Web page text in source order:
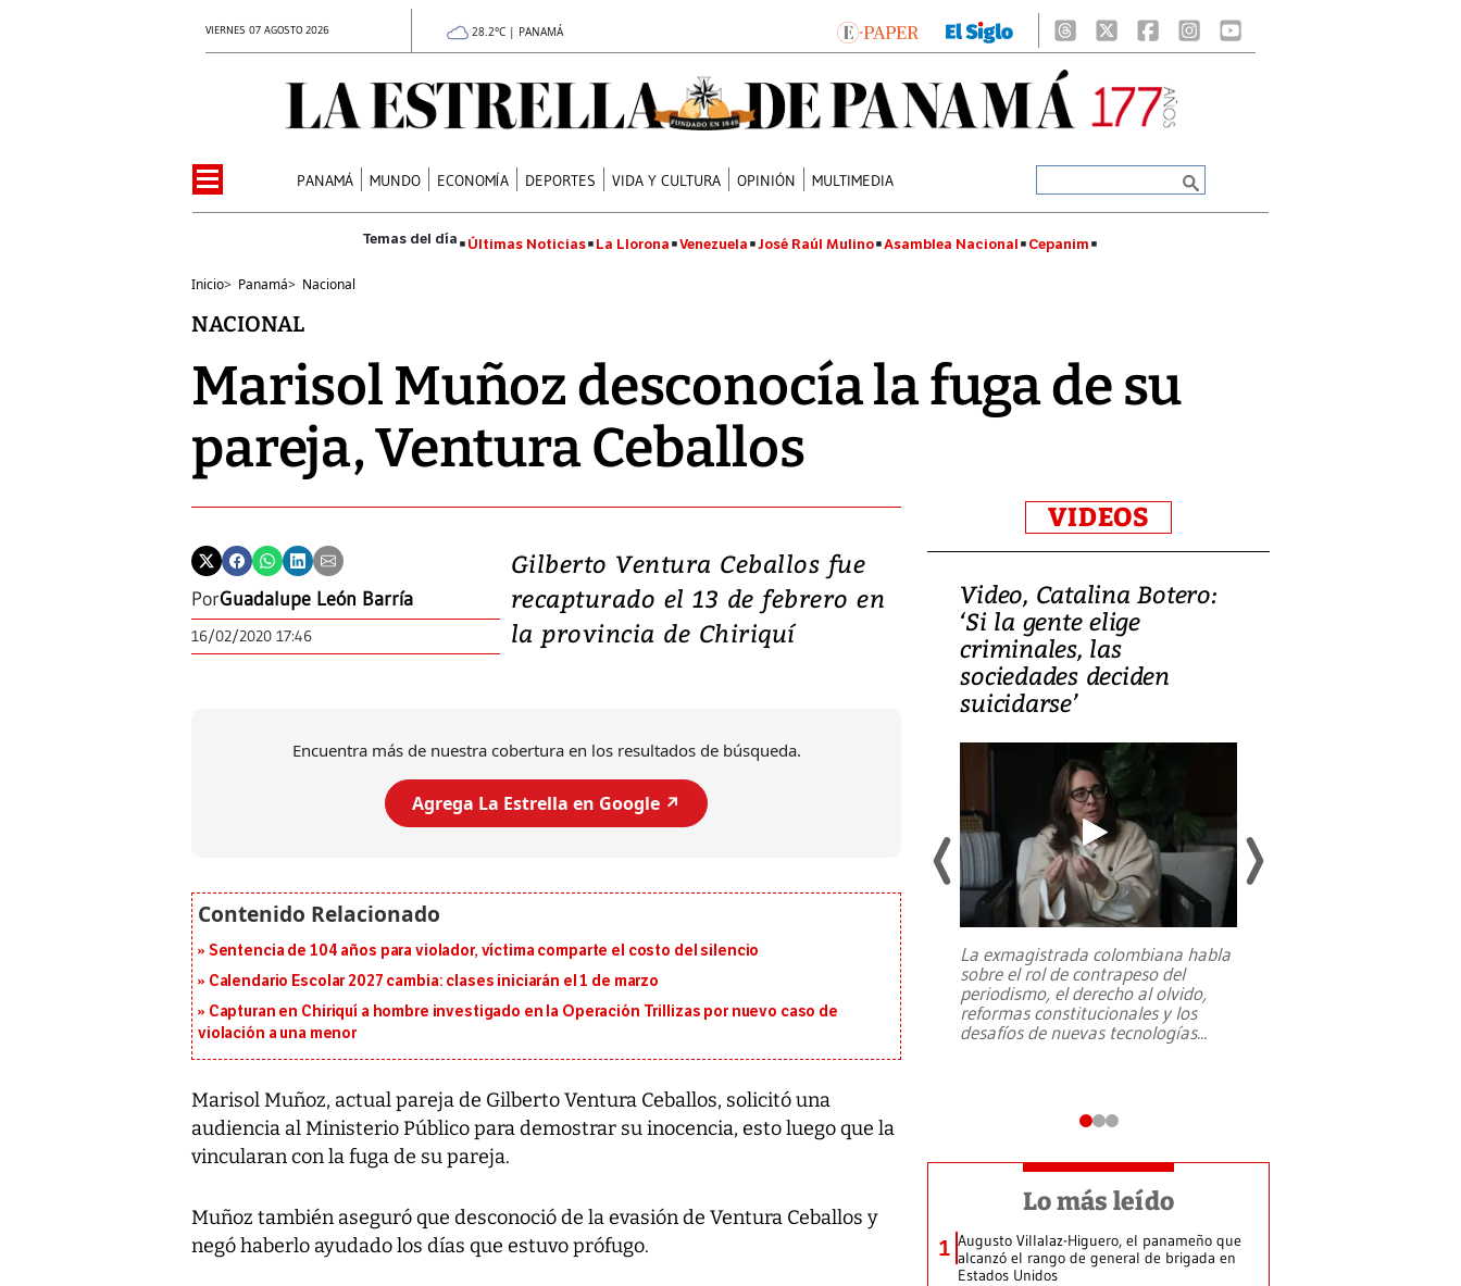
VIERNES 07 AGOSTO 2026 28.2°C | PANAMÁ
PANAMÁ MUNDO ECONOMÍA DEPORTES VIDA Y CULTURA OPINIÓN MULTIMEDIA
Últimas Noticias La Llorona Venezuela José Raúl Mulino Asamblea Nacional Cepanim
Inicio> Panamá> Nacional
NACIONAL
Marisol Muñoz desconocía la fuga de su
pareja, Ventura Ceballos
PorGuadalupe León Barría
16/02/2020 17:46
Gilberto Ventura Ceballos fue
recapturado el 13 de febrero en
la provincia de Chiriquí
Encuentra más de nuestra cobertura en los resultados de búsqueda.
Agrega La Estrella en Google ↗️
Sentencia de 104 años para violador, víctima comparte el costo del silencio
Calendario Escolar 2027 cambia: clases iniciarán el 1 de marzo
Capturan en Chiriquí a hombre investigado en la Operación Trillizas por nuevo caso de
violación a una menor
Marisol Muñoz, actual pareja de Gilberto Ventura Ceballos, solicitó una
audiencia al Ministerio Público para demostrar su inocencia, esto luego que la
vincularan con la fuga de su pareja.
Muñoz también aseguró que desconoció de la evasión de Ventura Ceballos y
negó haberlo ayudado los días que estuvo prófugo.
VIDEOS
Video, Japón: Terremoto
deja heridos y graves
daños en Kumamoto
Un fuerte terremoto de magnitud
julio en la prefectura de Kumamoto,
al sur de Japón, provocando una
emergencia de gran
Video, Catalina Botero:
‘Si la gente elige
criminales, las
sociedades deciden
suicidarse’
La exmagistrada colombiana habla
sobre el rol de contrapeso del
periodismo, el derecho al olvido,
reformas constitucionales y los
desafíos de nuevas tecnologías...
Lo más leído
1 Augusto Villalaz-Higuero, el panameño que
alcanzó el rango de general de brigada en
Estados Unidos